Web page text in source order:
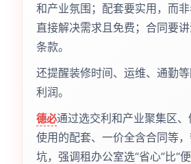
和产业氛围；配套要实用，而
直接解决需求且免费；合同要
条款。
还提醒装修时间、运维、通勤
利润。
德必通过选交利和产业聚集区
使用的配套、一价全含合同等
坑，强调租办公室选“省心”比“